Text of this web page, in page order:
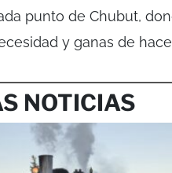
punto de Chubut,
y ganas de
NOTICIAS